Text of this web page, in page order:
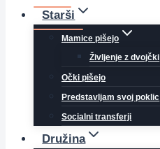
Starši
Mamice pišejo
Življenje z dvojčki
Očki pišejo
Predstavljam svoj poklic
Socialni transferji
Družina